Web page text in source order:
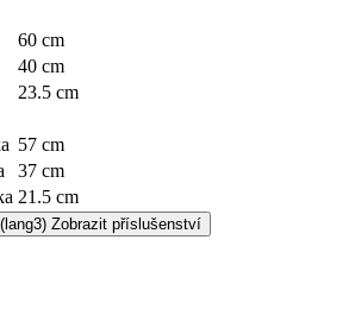
60 cm
40 cm
23.5 cm
57 cm
37 cm
21.5 cm
(lang3) Zobrazit příslušenství